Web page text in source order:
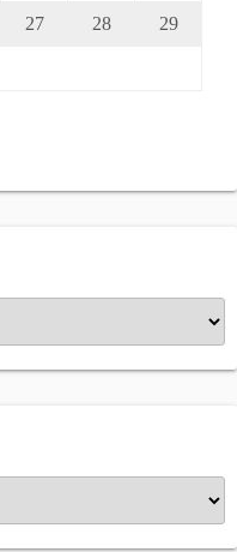
27 28 29